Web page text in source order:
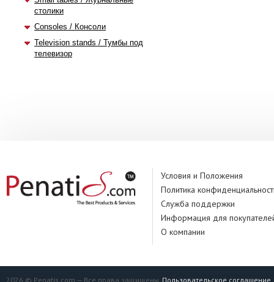
столики
Consoles / Консоли
Television stands / Тумбы под
телевизор
Условия и Положения
Политика
Служба поддержки
Информация для
О компании
2026 © Penatis.com — Все права защищены. Пользовательское соглашение